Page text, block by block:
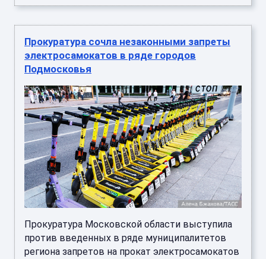
Прокуратура сочла незаконными запреты
электросамокатов в ряде городов
Подмосковья
Прокуратура Московской области выступила
против введенных в ряде муниципалитетов
региона запретов на прокат электросамокатов